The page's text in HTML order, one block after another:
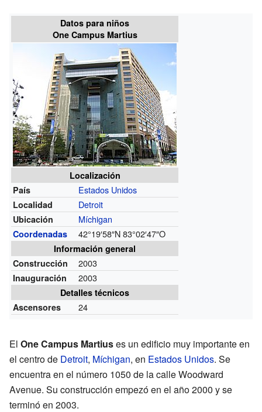
Datos para niños
One Campus Martius
Localización
País
Estados Unidos
Localidad Detroit
Ubicación Míchigan
Coordenadas 42°19′58″N83°02′47″O
Información general
Construcción
2003
Inauguración 2003
Detalles técnicos
Ascensores
24
El One Campus Martiuses un edificio muy importante en
el centro de Detroit, Míchigan, en Estados Unidos. Se
encuentra en el número 1050 de la calle Woodward
Avenue. Su construcción empezó en el año 2000 y se
terminó en 2003.